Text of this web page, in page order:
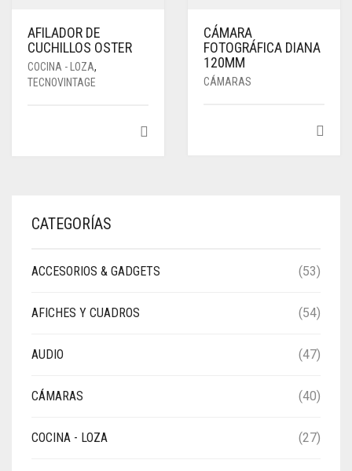
AFILADOR DE
CUCHILLOS OSTER
COCINA - LOZA,
TECNOVINTAGE
CÁMARA
FOTOGRÁFICA DIANA
120MM
CÁMARAS
CATEGORÍAS
ACCESORIOS & GADGETS (53)
AFICHES Y CUADROS (54)
AUDIO (47)
CÁMARAS (40)
COCINA - LOZA (27)